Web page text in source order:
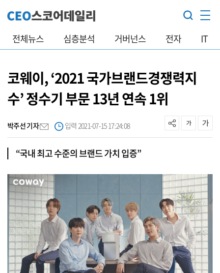
전체뉴스 심층분석 거버넌스 전자 IT
코웨이, ‘2021 국가브랜드경쟁력지
수’ 정수기 부문 13년 연속 1위
박주선 기자 입력 2021-07-15 17:24:08
“국내 최고 수준의 브랜드 가치 입증”